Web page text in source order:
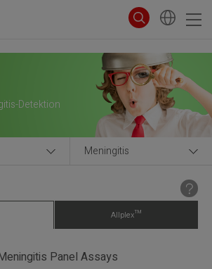
Detektion
Meningitis
Allplex™
Panel Assays